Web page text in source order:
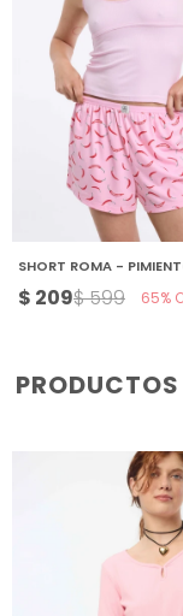
SHORT ROMA -
$ 209$599 65
PRODUCTOS